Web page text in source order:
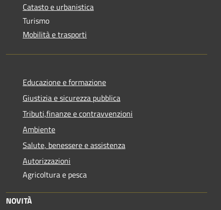
Catasto e urbanistica
Turismo
Mobilità e trasporti
Educazione e formazione
Giustizia e sicurezza pubblica
Tributi,finanze e contravvenzioni
Ambiente
Salute, benessere e assistenza
Autorizzazioni
Agricoltura e pesca
NOVITÀ